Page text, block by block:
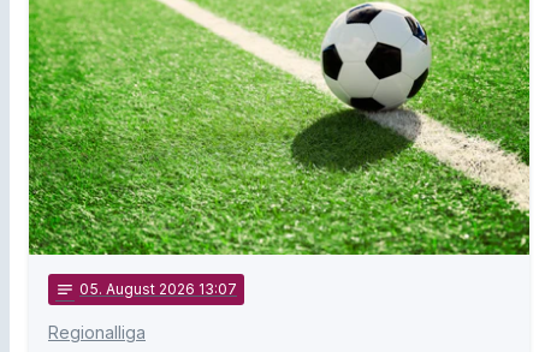
notes 05. August 2026 13:07
Regionalliga